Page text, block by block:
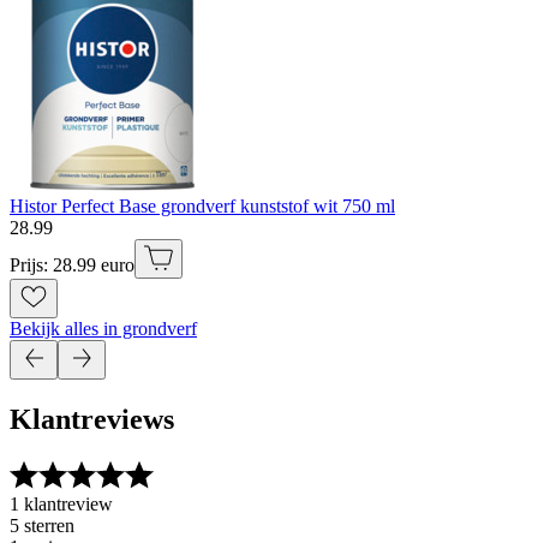
Histor Perfect Base grondverf kunststof wit 750 ml
28.99
Prijs: 28.99 euro
Bekijk alles in grondverf
Klantreviews
1 klantreview
5 sterren